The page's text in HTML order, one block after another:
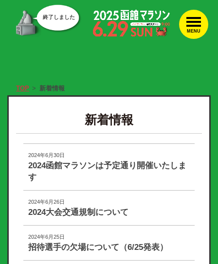
MENU
終了しました
TOP 新着情報
新着情報
2024年6月30日
2024函館マラソンは予定通り開催いたしま
す
2024年6月26日
2024大会交通規制について
2024年6月25日
招待選手の欠場について（6/25発表）